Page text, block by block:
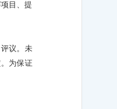
目、提
议。未
为保证